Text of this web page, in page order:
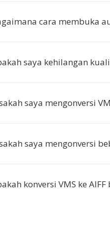
cara membuka
saya kehilangan
saya mengonversi
saya mengonversi
konversi VMS ke